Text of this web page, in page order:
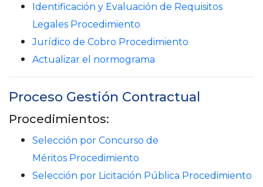
Identificación y Evaluación de Requisitos
Legales Procedimiento
Jurídico de Cobro Procedimiento
Actualizar el normograma
Proceso Gestión Contractual
Procedimientos:
Selección por Concurso de
Méritos Procedimiento
Selección por Licitación Pública Procedimiento